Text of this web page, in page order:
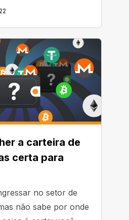
melhor quais os tipos
a carteira de
certa para
no setor de
não sabe por onde